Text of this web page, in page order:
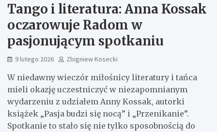
Tango i literatura: Anna Kossak
oczarowuje Radom w
pasjonującym spotkaniu
9 lutego 2026 Zbigniew Kosecki
W niedawny wieczór miłośnicy literatury i tańca
mieli okazję uczestniczyć w niezapomnianym
wydarzeniu z udziałem Anny Kossak, autorki
książek „Pasja budzi się nocą” i „Przenikanie”.
Spotkanie to stało się nie tylko sposobnością do